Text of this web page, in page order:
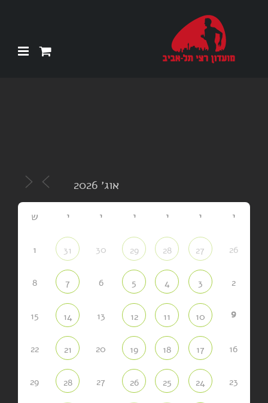
י י י י י י ש
26
27
28
29
30
31
1
2
3
4
5
6
7
8
9
10
11
12
13
14
15
16
17
18
19
20
21
22
23
24
25
26
27
28
29